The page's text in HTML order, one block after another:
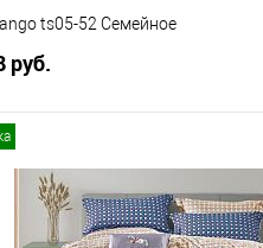
ts05-52 Семейное
руб.
в 1 клик
Сравнение